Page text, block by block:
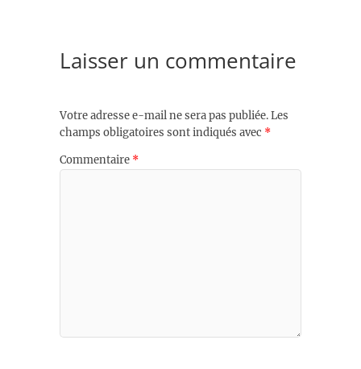
Laisser un commentaire
Votre adresse e-mail ne sera pas publiée.Les
champs obligatoires sont indiqués avec *
Commentaire *